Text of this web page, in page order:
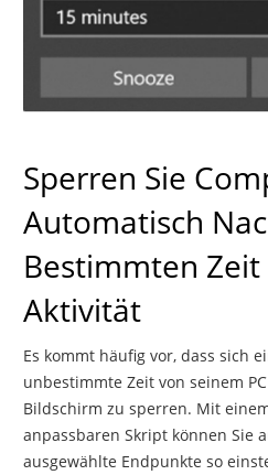
Sperren Sie
Automatisch
Bestimmten Zeit
Aktivität
Es kommt häufig vor, dass sich
unbestimmte Zeit von seinem
Bildschirm zu sperren. Mit
anpassbaren Skript können Sie
ausgewählte Endpunkte so